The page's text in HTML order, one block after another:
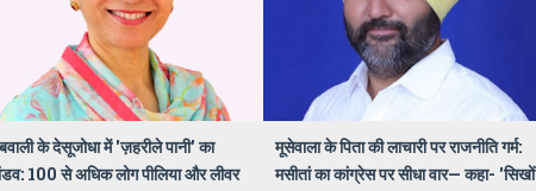
के देसूजोधा में 'ज़हरीले पानी' का
100 से अधिक लोग पीलिया और लीवर
मूसेवाला के पिता की लाचारी पर राजनीति गर्म:
मसीतां का कांग्रेस पर सीधा वार— कहा- 'सिखों